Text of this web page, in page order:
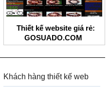
Thiết kế website giá rẻ:
GOSUADO.COM
Khách hàng thiết kế web